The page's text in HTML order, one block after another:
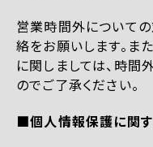
営業時間外について
絡をお願いします。ま
に関しましては、時間
のでご了承ください。
■個人情報保護に関